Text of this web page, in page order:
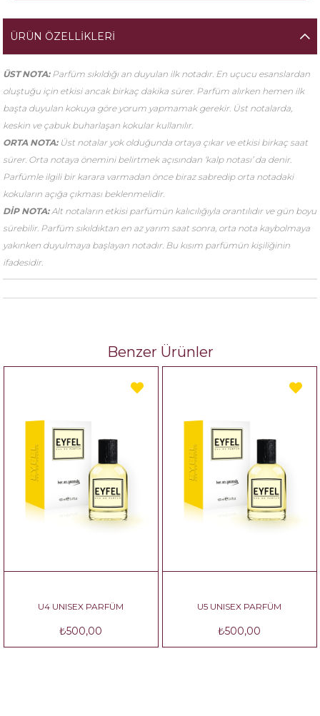
ÜRÜN ÖZELLIKLERI
ÜST NOTA:Parfüm sıkıldığı an duyulan ilk notadır. En uçucu esanslardan
oluştuğu için etkisi ancak birkaç dakika sürer. Parfüm alırken hemen ilk
başta duyulan kokuya göre yorum yapmamak gerekir. Üst notalarda,
keskin ve çabuk buharlaşan kokular kullanılır.
ORTA NOTA: Üst notalar yok olduğunda ortaya çıkar ve etkisi birkaç saat
sürer. Orta notaya önemini belirtmek açısından ‘kalp notası’ da denir.
Parfümle ilgili bir karara varmadan önce biraz sabredip orta notadaki
kokuların açığa çıkması beklenmelidir.
DİP NOTA:Alt notaların etkisi parfümün kalıcılığıyla orantılıdır ve gün boyu
sürebilir. Parfüm sıkıldıktan en az yarım saat sonra, orta nota kaybolmaya
yakınken duyulmaya başlayan notadır. Bu kısım parfümün kişiliğinin
ifadesidir.
Benzer Ürünler
U4 UNISEX PARFÜM
₺500,00
U5 UNISEX PARFÜM
₺500,00